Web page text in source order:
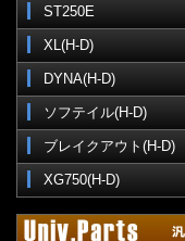
ST250E
XL(H-D)
DYNA(H-D)
ソフテイル(H-D)
ブレイクアウト(H-D)
XG750(H-D)